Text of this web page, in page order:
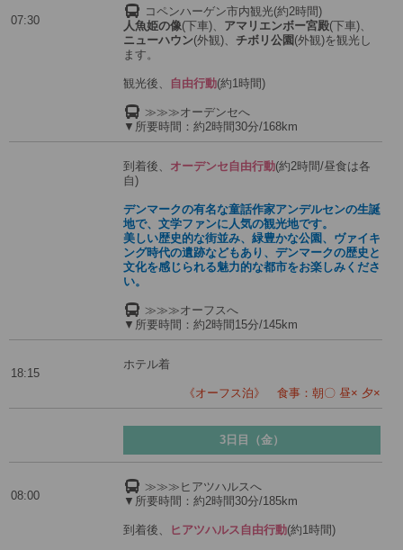
07:30
コペンハーゲン市内観光(約2時間)
人魚姫の像(下車)、 アマリエンボー宮殿(下車)、
ニューハウン(外観)、 チボリ公園 (外観)を観光し
ます。
観光後、 自由行動(約1時間)
≫≫≫オーデンセへ
▼所要時間：約2時間30分/168km
到着後、 オーデンセ自由行動(約2時間/昼食は各
自)
デンマークの有名な童話作家アンデルセンの生誕
地で、文学ファンに人気の観光地です。
美しい歴史的な街並み、緑豊かな公園、ヴァイキ
ング時代の遺跡などもあり、デンマークの歴史と
文化を感じられる魅力的な都市をお楽しみくださ
い。
≫≫≫オーフスへ
▼所要時間：約2時間15分/145km
18:15
ホテル着
《オーフス泊》 食事：朝〇 昼× 夕×
3日目（金）
08:00
≫≫≫ヒアツハルスへ
▼所要時間：約2時間30分/185km
到着後、 ヒアツハルス自由行動(約1時間)